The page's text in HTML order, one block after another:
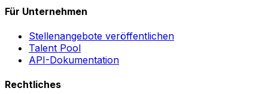
Für Unternehmen
Stellenangebote veröffentlichen
Talent Pool
API-Dokumentation
Rechtliches